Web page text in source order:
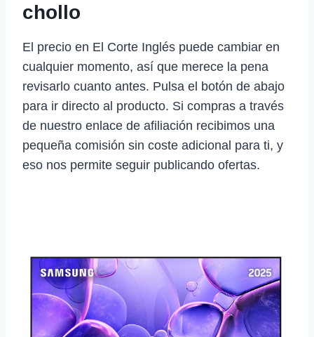
chollo
El precio en El Corte Inglés puede cambiar en
cualquier momento, así que merece la pena
revisarlo cuanto antes. Pulsa el botón de abajo
para ir directo al producto. Si compras a través
de nuestro enlace de afiliación recibimos una
pequeña comisión sin coste adicional para ti, y
eso nos permite seguir publicando ofertas.